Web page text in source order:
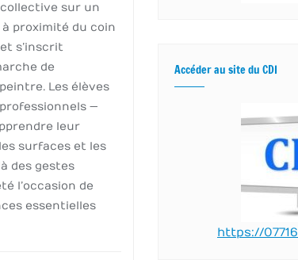
sur un
proximité du coin
s’inscrit
de
Les élèves
—
leur
surfaces et les
des gestes
l’occasion de
essentielles
Accéder au site du CDI
https://